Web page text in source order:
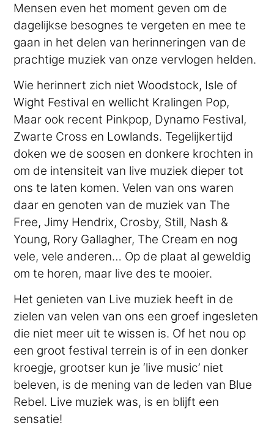
Mensen even het moment geven om de
dagelijkse besognes te vergeten en mee te
gaan in het delen van herinneringen van de
prachtige muziek van onze vervlogen helden.
Wie herinnert zich niet Woodstock, Isle of
Wight Festival en wellicht Kralingen Pop,
Maar ook recent Pinkpop, Dynamo Festival,
Zwarte Cross en Lowlands. Tegelijkertijd
doken we de soosen en donkere krochten in
om de intensiteit van live muziek dieper tot
ons te laten komen. Velen van ons waren
daar en genoten van de muziek van The
Free, Jimy Hendrix, Crosby, Still, Nash &
Young, Rory Gallagher, The Cream en nog
vele, vele anderen… Op de plaat al geweldig
om te horen, maar live des te mooier.
Het genieten van Live muziek heeft in de
zielen van velen van ons een groef ingesleten
die niet meer uit te wissen is. Of het nou op
een groot festival terrein is of in een donker
kroegje, grootser kun je ‘live music’ niet
beleven, is de mening van de leden van Blue
Rebel. Live muziek was, is en blijft een
sensatie!